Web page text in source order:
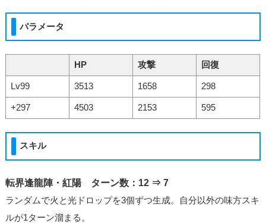
パラメータ
HP 攻撃 回復
Lv99 3513 1658 298
+297 4503 2153 595
スキル
転界逢龍陣・紅陽 ターン数：12 ⇒ 7
ランダムで火と光ドロップを3個ずつ生成。自分以外の味方スキ
ルが1ターン溜まる。